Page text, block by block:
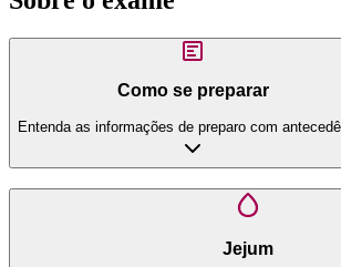
Como se preparar
Entenda as informações de preparo com
Jejum